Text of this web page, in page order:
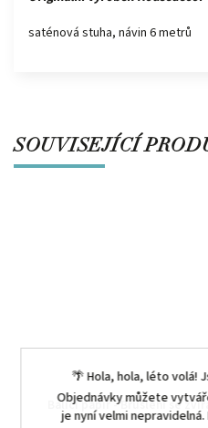
🌴 Hola, hola, léto volá!
Objednávky můžete
je nyní velmi
saténová stuha, návin 6 metrů
SOUVISEJÍCÍ
Balicí papír - Bruslení se